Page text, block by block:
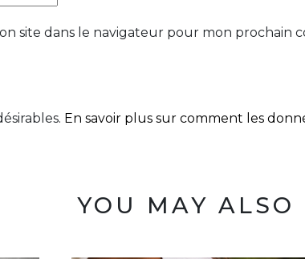
site dans le navigateur pour mon prochain
En savoir plus sur comment les
YOU MAY ALSO